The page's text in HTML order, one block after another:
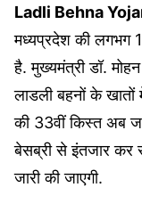
Ladli Behna
मध्यप्रदेश की लगभग
है. मुख्यमंत्री डॉ.
लाडली बहनों के
की 33वीं किस्त अब
बेसब्री से इंतजार कर
जारी की जाएगी.